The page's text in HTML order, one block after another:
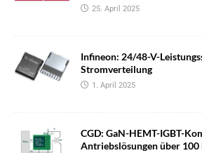
25. April 2025
Infineon: 24/48-V-
Stromverteilung
1. April 2025
CGD: GaN-HEMT-IGBT-
Antriebslösungen über